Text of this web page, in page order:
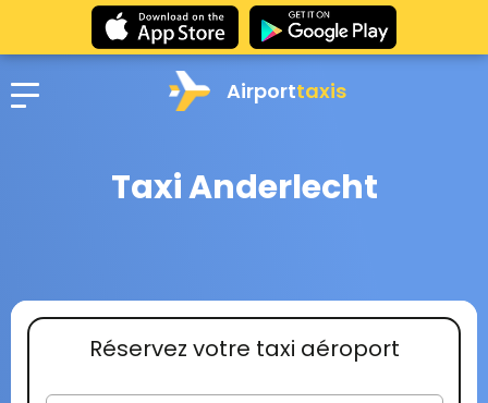
Airporttaxis
Taxi Anderlecht
Réservez votre taxi aéroport